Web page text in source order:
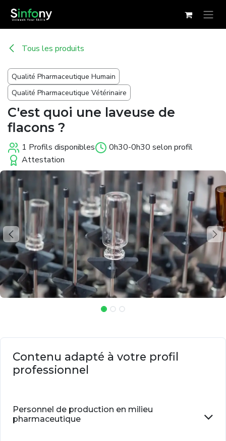
Tous les produits
Qualité Pharmaceutique Humain
Qualité Pharmaceutique Vétérinaire
C'est quoi une laveuse de
flacons ?
1 Profils disponibles
0h30-0h30 selon profil
Attestation
Contenu adapté à votre profil
professionnel
Personnel de production en milieu
pharmaceutique